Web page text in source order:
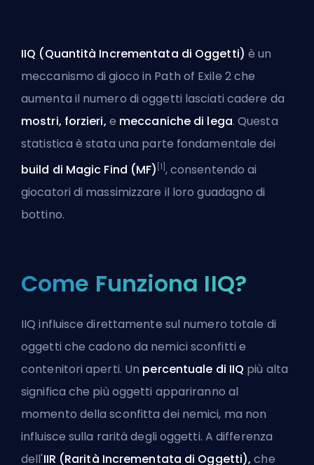
IIQ (Quantità Incrementata di Oggetti) è un
meccanismo di gioco in Path of Exile 2 che
aumenta il numero di oggetti lasciati cadere da
mostri, forzieri, e meccaniche di lega. Questa
statistica è stata una parte fondamentale dei
build di Magic Find (MF) [1] , consentendo ai
giocatori di massimizzare il loro guadagno di
bottino.
Come Funziona IIQ?
IIQ influisce direttamente sul numero totale di
oggetti che cadono da nemici sconfitti e
contenitori aperti. Un percentuale di IIQ più alta
significa che più oggetti appariranno al
momento della sconfitta dei nemici, ma non
influisce sulla rarità degli oggetti. A differenza
dell'IIR (Rarità Incrementata di Oggetti),che